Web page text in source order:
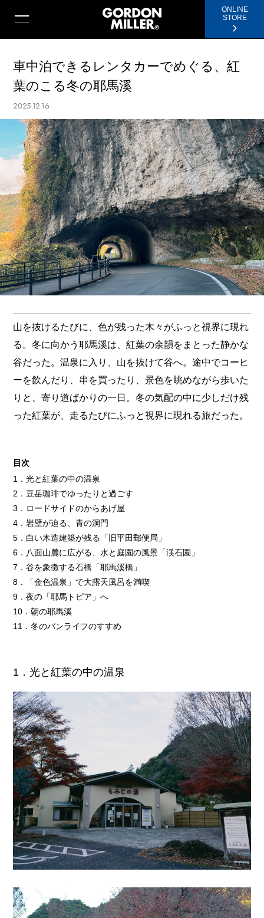
ONLINE
STORE
車中泊できるレンタカーでめぐる、紅
葉のこる冬の耶馬溪
2025.12.16
山を抜けるたびに、色が残った木々がふっと視界に現れ
る。冬に向かう耶馬溪は、紅葉の余韻をまとった静かな
谷だった。温泉に入り、山を抜けて谷へ。途中でコーヒ
ーを飲んだり、串を買ったり、景色を眺めながら歩いた
りと、寄り道ばかりの一日。冬の気配の中に少しだけ残
った紅葉が、走るたびにふっと視界に現れる旅だった。
目次
1．光と紅葉の中の温泉
2．豆岳珈琲でゆったりと過ごす
3．ロードサイドのからあげ屋
4．岩壁が迫る、青の洞門
5．白い木造建築が残る「旧平田郵便局」
6．八面山麓に広がる、水と庭園の風景「渓石園」
7．谷を象徴する石橋「耶馬溪橋」
8．「金色温泉」で大露天風呂を満喫
9．夜の「耶馬トピア」へ
10．朝の耶馬溪
11．冬のバンライフのすすめ
1．光と紅葉の中の温泉